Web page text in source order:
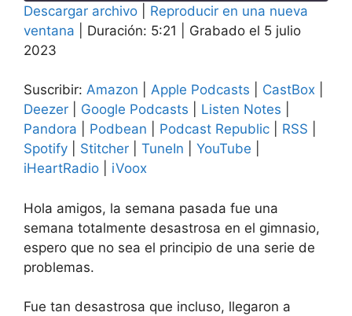
segundossegundos
Amazon Apple Podcasts
Pandora Podbean
Podcast Republic RSS
Spotify Stitcher
TuneIn
FEED RSS
COMPAR
TIR
INCRUST
AR
Descargar archivo
Reproducir en una nueva
ventana
Duración: 5:21
Grabado el 5 julio
2023
Suscribir: Amazon Apple Podcasts CastBox
Deezer
Google Podcasts Listen Notes
Pandora
Podbean Podcast Republic RSS
Spotify
Stitcher TuneIn YouTube
iHeartRadio
iVoox
Hola amigos, la semana pasada fue una
semana totalmente desastrosa en el gimnasio,
espero que no sea el principio de una serie de
problemas.
Fue tan desastrosa que incluso, llegaron a